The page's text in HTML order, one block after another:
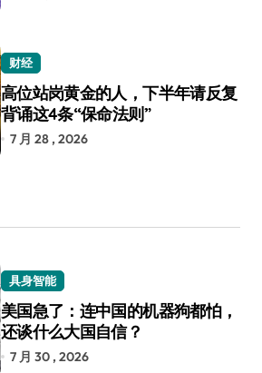
财经
高位站岗黄金的人，下半年请反复
背诵这4条“保命法则”
7 月 28 , 2026
具身智能
美国急了：连中国的机器狗都怕，
还谈什么大国自信？
7 月 30 , 2026